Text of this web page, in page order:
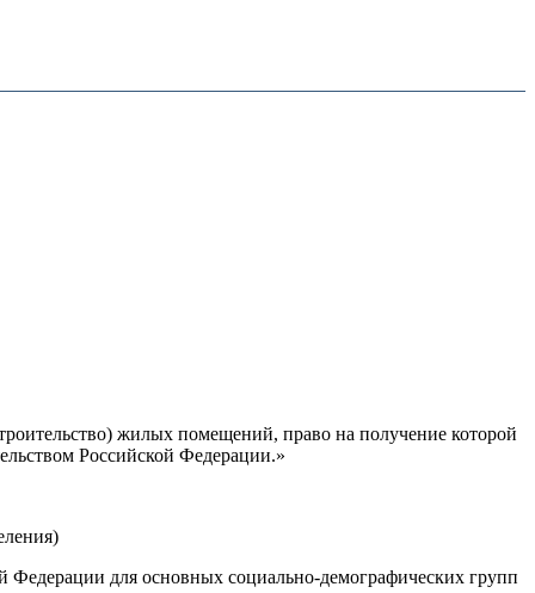
жилых помещений, право на получение которой
Российской Федерации.»
Федерации для основных социально-демографических групп